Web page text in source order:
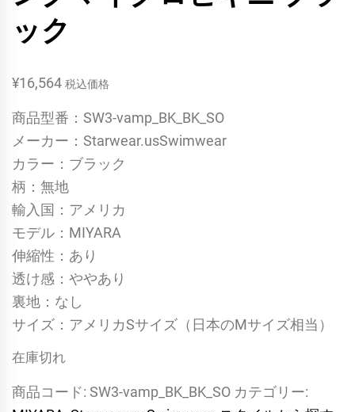
ック
¥16,564 税込価格
商品型番：SW3-vamp_BK_BK_SO
メーカー：Starwear.usSwimwear
カラー：ブラック
柄：無地
輸入国：アメリカ
モデル：MIYARA
伸縮性：あり
透け感：ややあり
裏地：なし
サイズ：アメリカSサイズ（日本のMサイズ相当）
在庫切れ
商品コード: SW3-vamp_BK_BK_SO カテゴリー: